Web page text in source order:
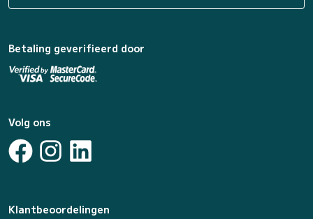
Betaling geverifieerd door
Volg ons
Klantbeoordelingen